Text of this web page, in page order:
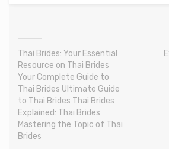
Thai Brides: Your Essential
Resource on Thai Brides
Your Complete Guide to
Thai Brides Ultimate Guide
to Thai Brides Thai Brides
Explained: Thai Brides
Mastering the Topic of Thai
Brides